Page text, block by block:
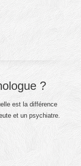
?
est la différence
et un psychiatre.